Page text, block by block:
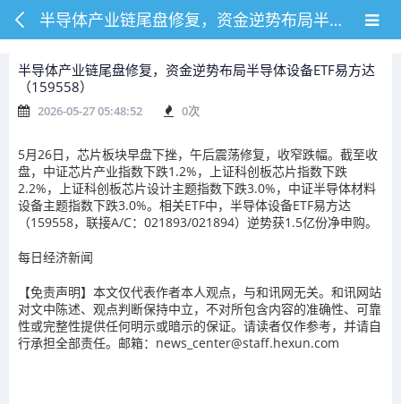
半导体产业链尾盘修复，资金逆势布局半导体设备ETF易方达（159558）
半导体产业链尾盘修复，资金逆势布局半导体设备ETF易方达
（159558）
2026-05-27 05:48:52 0次
5月26日，芯片板块早盘下挫，午后震荡修复，收窄跌幅。截至收
盘，中证芯片产业指数下跌1.2%，上证科创板芯片指数下跌
2.2%，上证科创板芯片设计主题指数下跌3.0%，中证半导体材料
设备主题指数下跌3.0%。相关ETF中，半导体设备ETF易方达
（159558，联接A/C：021893/021894）逆势获1.5亿份净申购。
每日经济新闻
【免责声明】本文仅代表作者本人观点，与和讯网无关。和讯网站
对文中陈述、观点判断保持中立，不对所包含内容的准确性、可靠
性或完整性提供任何明示或暗示的保证。请读者仅作参考，并请自
行承担全部责任。邮箱：news_center@staff.hexun.com